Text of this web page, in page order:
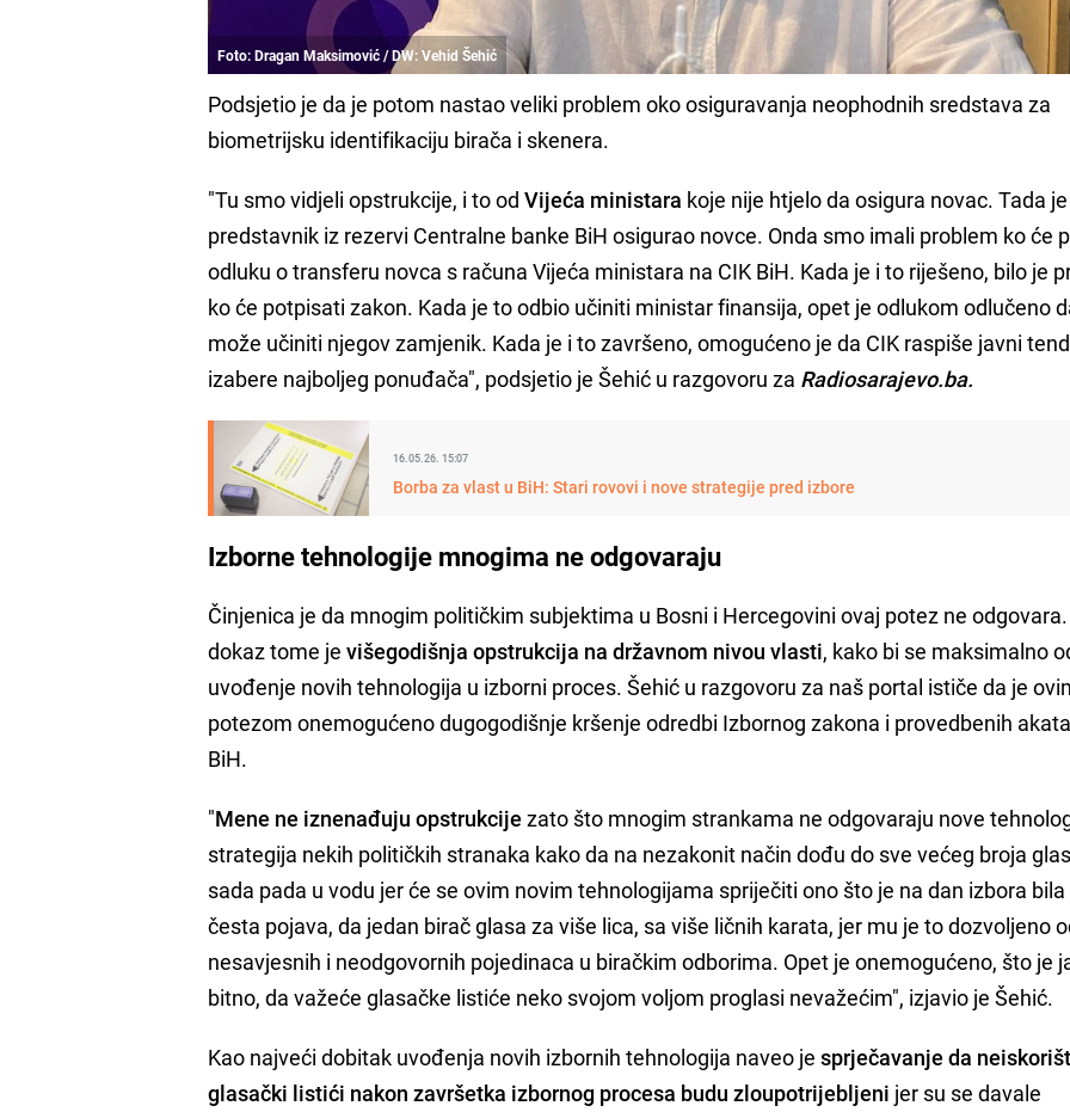
Foto: Dragan Maksimović / DW: Vehid Šehić
Podsjetio je da je potom nastao veliki problem oko osiguravanja neophodnih sredstava za
biometrijsku identifikaciju birača i skenera.
"Tu smo vidjeli opstrukcije, i to odVijeća ministara koje nije htjelo da osigura novac. Tada
predstavnik iz rezervi Centralne banke BiH osigurao novce. Onda smo imali problem ko će
odluku o transferu novca s računa Vijeća ministara na CIK BiH. Kada je i to riješeno, bilo je
ko će potpisati zakon. Kada je to odbio učiniti ministar finansija, opet je odlukom odlučeno
može učiniti njegov zamjenik. Kada je i to završeno, omogućeno je da CIK raspiše javni
izabere najboljeg ponuđača", podsjetio je Šehić u razgovoru za Radiosarajevo.ba.
16.05.26. 15:07
Borba za vlast u BiH: Stari rovovi i nove strategije pred izbore
Izborne tehnologije mnogima ne odgovaraju
Činjenica je da mnogim političkim subjektima u Bosni i Hercegovini ovaj potez ne
dokaz tome jevišegodišnja opstrukcija na državnom nivou vlasti, kako bi se maksimalno
uvođenje novih tehnologija u izborni proces. Šehić u razgovoru za naš portal ističe da je
potezom onemogućeno dugogodišnje kršenje odredbi Izbornog zakona i provedbenih
BiH.
"Mene ne iznenađuju opstrukcije zato što mnogim strankama ne odgovaraju nove
strategija nekih političkih stranaka kako da na nezakonit način dođu do sve većeg broja
sada pada u vodu jer će se ovim novim tehnologijama spriječiti ono što je na dan izbora
česta pojava, da jedan birač glasa za više lica, sa više ličnih karata, jer mu je to dozvoljeno
nesavjesnih i neodgovornih pojedinaca u biračkim odborima. Opet je onemogućeno, što je
bitno, da važeće glasačke listiće neko svojom voljom proglasi nevažećim", izjavio je Šehić.
Kao najveći dobitak uvođenja novih izbornih tehnologija naveo jesprječavanje da
glasački listići nakon završetka izbornog procesa budu zloupotrijebljeni jer su se davale